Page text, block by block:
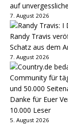
auf
7. August 2026
Randy Travis
Schatz aus dem
7. August 2026
Danke für Euer
10.000 Leser
5. August 2026